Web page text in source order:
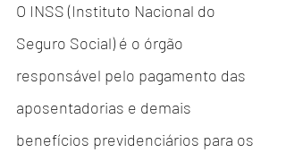
O INSS (Instituto Nacional do
Seguro Social) é o órgão
responsável pelo pagamento das
aposentadorias e demais
benefícios previdenciários para os